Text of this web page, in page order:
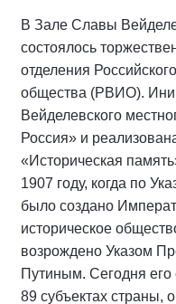
В Зале Славы
состоялось
отделения
общества (РВИО).
Вейделевского
Россия» и
«Историческая
1907 году, когда по
было создано
историческое
возрождено Указом
Путиным. Сегодня его
89 субъектах страны,